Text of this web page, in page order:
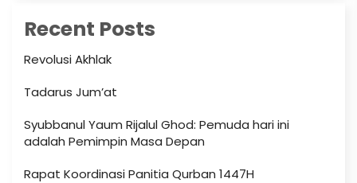
Recent Posts
Revolusi Akhlak
Tadarus Jum’at
Syubbanul Yaum Rijalul Ghod: Pemuda hari ini
adalah Pemimpin Masa Depan
Rapat Koordinasi Panitia Qurban 1447H